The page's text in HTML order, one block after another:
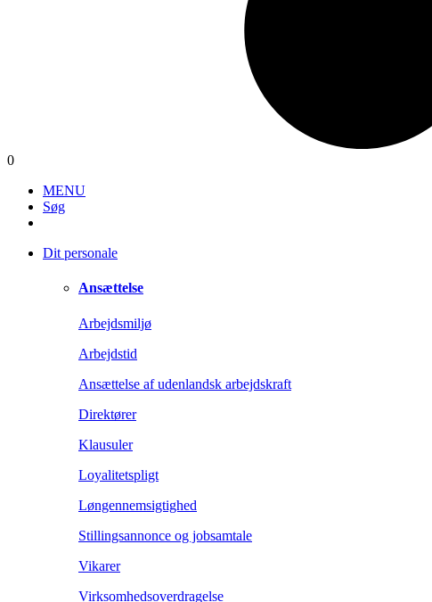
0
MENU
Søg
Dit personale
Ansættelse
Arbejdsmiljø
Arbejdstid
Ansættelse af udenlandsk arbejdskraft
Direktører
Klausuler
Loyalitetspligt
Løngennemsigtighed
Stillingsannonce og jobsamtale
Vikarer
Virksomhedsoverdragelse